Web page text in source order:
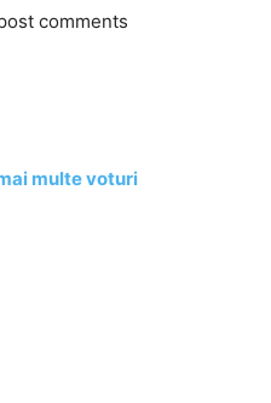
comments
multe voturi